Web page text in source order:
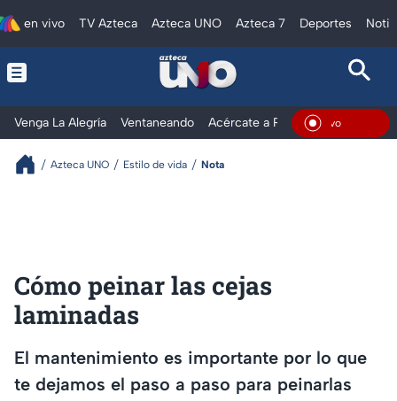
en vivo TV Azteca Azteca UNO Azteca 7 Deportes
Venga La Alegría Ventaneando Acércate a Rocío Al ExtremoEn
Azteca UNO Estilo de vida Nota
Cómo peinar las cejas
laminadas
El mantenimiento es importante por lo que
te dejamos el paso a paso para peinarlas